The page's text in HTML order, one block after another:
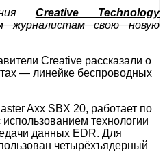
Creative Technology
журналистам свою новую
Creative рассказали о
— линейке беспроводных
Axx SBX 20, работает по
технологии
данных EDR. Для
четырёхъядерный